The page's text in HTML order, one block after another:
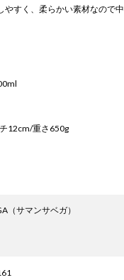
やすく、柔らかい素材なので
12cm/重さ650g
（サマンサベガ）